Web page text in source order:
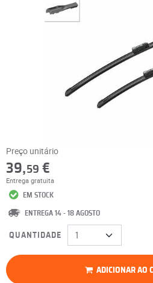
Preço unitário
39,59 €
Entrega gratuita
EM STOCK
ENTREGA 14 - 18 AGOSTO
QUANTIDADE
ADICIONAR AO